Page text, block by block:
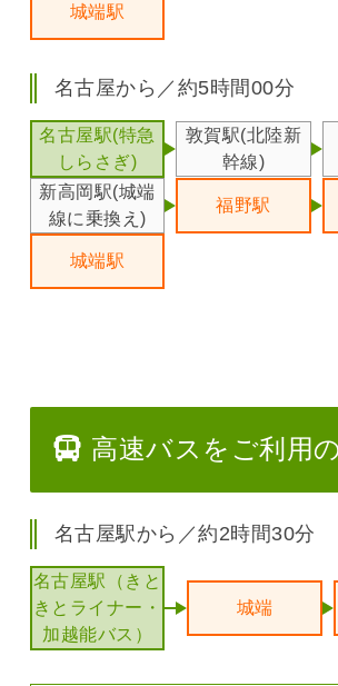
城端駅
名古屋から／約5時間00分
名古屋駅(特急
しらさぎ)
敦賀駅(北陸新
幹線)
新高岡駅(城端
線に乗換え)
福野駅
城端駅
高速バスをご利用
名古屋駅から／約2時間30分
名古屋駅（きと
きとライナー・
加越能バス）
城端